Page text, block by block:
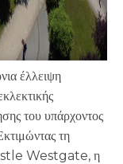
έλλειψη
του υπάρχοντος
τη
Westgate, η